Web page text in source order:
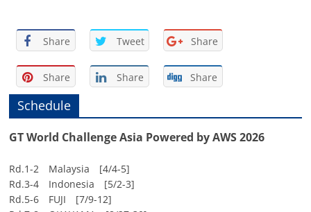
Share Tweet Share
Share Share Share
Schedule
GT World Challenge Asia Powered by AWS 2026
Rd.1-2 Malaysia [4/4-5]
Rd.3-4 Indonesia [5/2-3]
Rd.5-6 FUJI [7/9-12]